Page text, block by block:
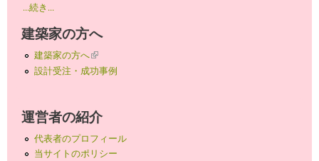
...続き...
建築家の方へ
建築家の方へ(link is external)
設計受注・成功事例
運営者の紹介
代表者のプロフィール
当サイトのポリシー